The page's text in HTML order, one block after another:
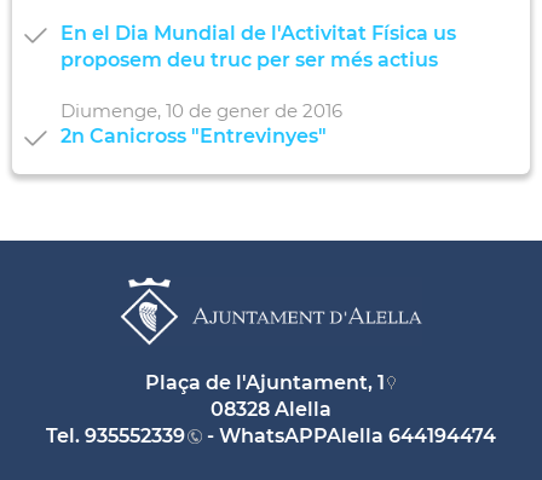
En el Dia Mundial de l'Activitat Física us
proposem deu truc per ser més actius
Diumenge, 10 de gener de 2016
2n Canicross "Entrevinyes"
Plaça de l'Ajuntament, 1
08328 Alella
Tel. 935552339 - WhatsAPPAlella 644194474